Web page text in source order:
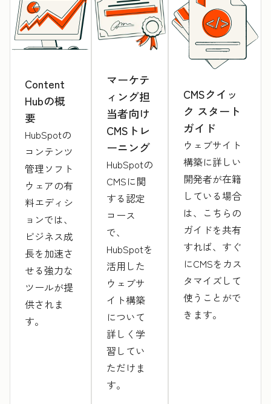
Content
Hubの概
要
HubSpotの
コンテンツ
管理ソフト
ウェアの有
料エディシ
ョンでは、
ビジネス成
長を加速さ
せる強力な
ツールが提
供されま
す。
マーケテ
ィング担
当者向け
CMSトレ
ーニング
HubSpotの
CMSに関
する認定
コース
で、
HubSpotを
活用した
ウェブサ
イト構築
について
詳しく学
習してい
ただけま
す。
CMSクイッ
ク スタート
ガイド
ウェブサイト
構築に詳しい
開発者が在籍
している場合
は、こちらの
ガイドを共有
すれば、すぐ
にCMSをカス
タマイズして
使うことがで
きます。